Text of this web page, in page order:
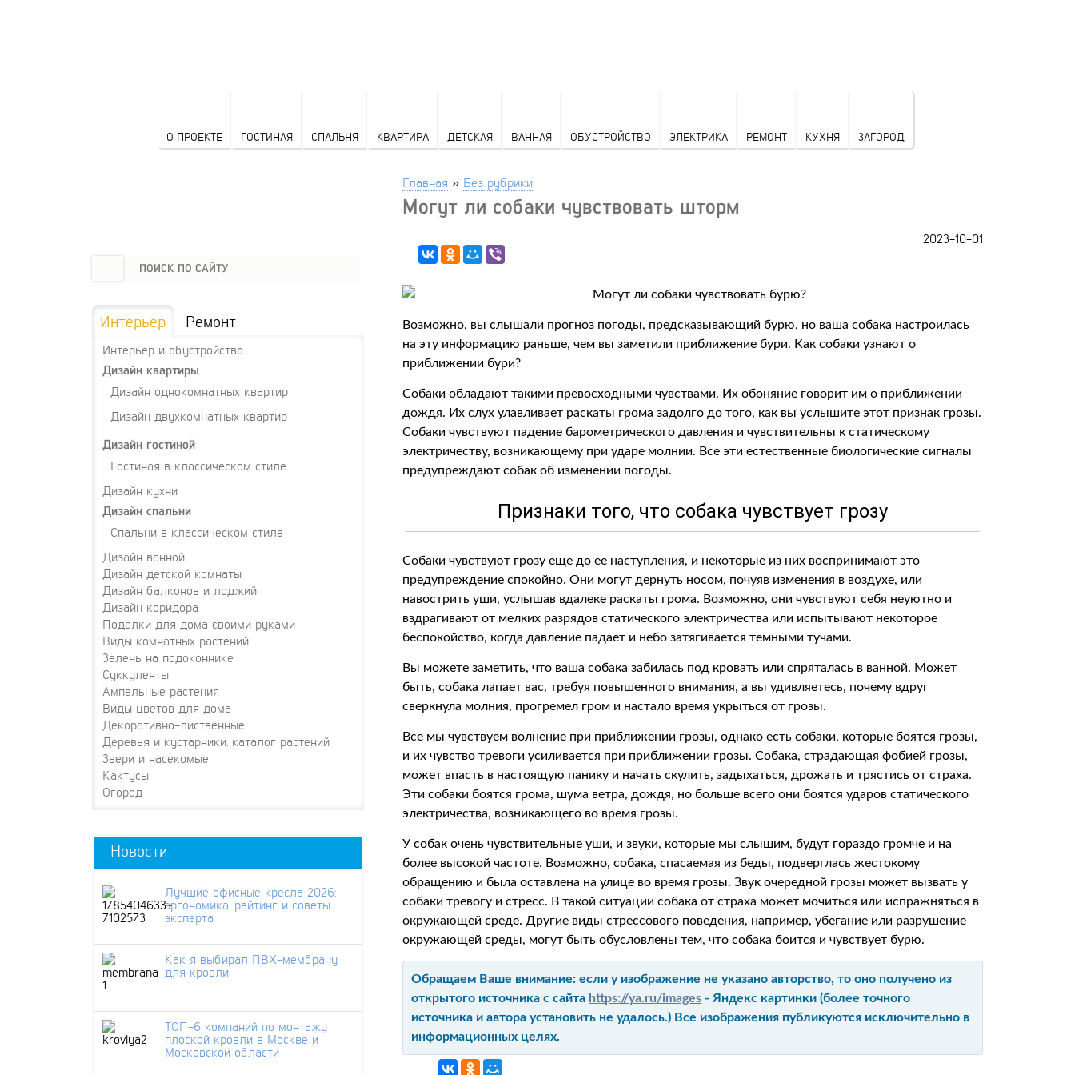
О ПРОЕКТЕ ГОСТИНАЯ СПАЛЬНЯ КВАРТИРА ДЕТСКАЯ ВАННАЯ ОБУСТРОЙСТВО ЭЛЕКТРИКА РЕМОНТ КУХНЯ ЗАГОРОД
Главная » Без рубрики
Могут ли собаки чувствовать шторм
2023-10-01
Возможно, вы слышали прогноз погоды, предсказывающий бурю, но ваша собака настроилась
на эту информацию раньше, чем вы заметили приближение бури. Как собаки узнают о
приближении бури?
Собаки обладают такими превосходными чувствами. Их обоняние говорит им о приближении
дождя. Их слух улавливает раскаты грома задолго до того, как вы услышите этот признак грозы.
Собаки чувствуют падение барометрического давления и чувствительны к статическому
электричеству, возникающему при ударе молнии. Все эти естественные биологические сигналы
предупреждают собак об изменении погоды.
Признаки того, что собака чувствует грозу
Собаки чувствуют грозу еще до ее наступления, и некоторые из них воспринимают это
предупреждение спокойно. Они могут дернуть носом, почуяв изменения в воздухе, или
навострить уши, услышав вдалеке раскаты грома. Возможно, они чувствуют себя неуютно и
вздрагивают от мелких разрядов статического электричества или испытывают некоторое
беспокойство, когда давление падает и небо затягивается темными тучами.
Вы можете заметить, что ваша собака забилась под кровать или спряталась в ванной. Может
быть, собака лапает вас, требуя повышенного внимания, а вы удивляетесь, почему вдруг
сверкнула молния, прогремел гром и настало время укрыться от грозы.
Все мы чувствуем волнение при приближении грозы, однако есть собаки, которые боятся грозы,
и их чувство тревоги усиливается при приближении грозы. Собака, страдающая фобией грозы,
может впасть в настоящую панику и начать скулить, задыхаться, дрожать и трястись от страха.
Эти собаки боятся грома, шума ветра, дождя, но больше всего они боятся ударов статического
электричества, возникающего во время грозы.
У собак очень чувствительные уши, и звуки, которые мы слышим, будут гораздо громче и на
более высокой частоте. Возможно, собака, спасаемая из беды, подверглась жестокому
обращению и была оставлена на улице во время грозы. Звук очередной грозы может вызвать у
собаки тревогу и стресс. В такой ситуации собака от страха может мочиться или испражняться в
окружающей среде. Другие виды стрессового поведения, например, убегание или разрушение
окружающей среды, могут быть обусловлены тем, что собака боится и чувствует бурю.
Обращаем Ваше внимание: если у изображение не указано авторство, то оно получено из
открытого источника с сайта https://ya.ru/images - Яндекс картинки (более точного
источника и автора установить не удалось.) Все изображения публикуются исключительно в
информационных целях.
Интерьер Ремонт
Интерьер и обустройство
Дизайн квартиры
Дизайн однокомнатных квартир
Дизайн двухкомнатных квартир
Дизайн гостиной
Гостиная в классическом стиле
Дизайн кухни
Дизайн спальни
Спальни в классическом стиле
Дизайн ванной
Дизайн детской комнаты
Дизайн балконов и лоджий
Дизайн коридора
Поделки для дома своими руками
Виды комнатных растений
Зелень на подоконнике
Суккуленты
Ампельные растения
Виды цветов для дома
Декоративно-лиственные
Деревья и кустарники: каталог растений
Звери и насекомые
Кактусы
Огород
Новости
Лучшие офисные кресла 2026:
эргономика, рейтинг и советы
эксперта
Как я выбирал ПВХ-мембрану
для кровли
ТОП-6 компаний по монтажу
плоской кровли в Москве и
Московской области